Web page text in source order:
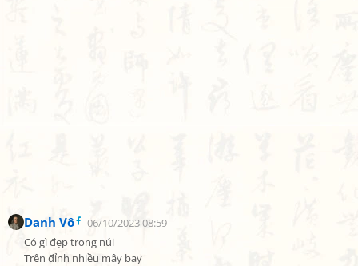
Danh Vô
06/10/2023 08:59
Có gì đẹp trong núi
Trên đỉnh nhiều mây bay